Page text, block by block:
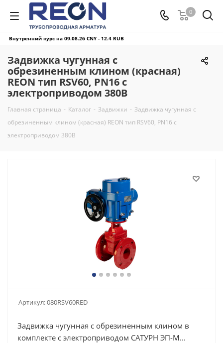
0
Внутренний курс на 09.08.26 CNY - 12.4 RUB
Задвижка чугунная с
обрезиненным клином (красная)
REON тип RSV60, PN16 с
электроприводом 380В
Главная страница - Каталог - Задвижки - Задвижка чугунная с
обрезиненным клином (красная) REON тип RSV60, PN16 с
электроприводом 380В
Артикул:080RSV60RED
Задвижка чугунная с обрезиненным клином в
комплекте с электроприводом САТУРН ЭП-М...